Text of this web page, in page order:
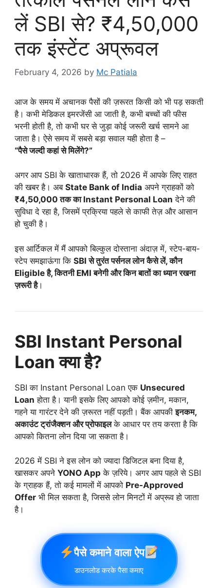
लें SBI से? ₹4,50,000
तक इंस्टेंट अप्रूवल
February 4, 2026 by Mc Patiala
आज के समय में अचानक पैसों की ज़रूरत किसी को भी पड़ सकती
है। कभी मेडिकल इमरजेंसी आ जाती है, कभी बच्चों की फीस
भरनी होती है, तो कभी घर से जुड़ा कोई जरूरी खर्च सामने आ
जाता है। ऐसे समय में सबसे बड़ा सवाल यही होता है –
“पैसे जल्दी कहां से मिलेंगे?”
अगर आप SBI के खाताधारक हैं, तो 2026 में आपके लिए राहत
की खबर है। अब State Bank of India अपने ग्राहकों को
₹4,50,000 तक का Instant Personal Loan देने की
सुविधा दे रहा है, जिसमें प्रक्रिया पहले से काफी तेज़ और आसान
हो चुकी है।
इस आर्टिकल में मैं आपको बिल्कुल दोस्ताना अंदाज़ में, स्टेप-बाय-
स्टेप समझाऊंगा कि SBI से तुरंत पर्सनल लोन कैसे लें, कौन
Eligible है, कितनी EMI बनेगी और किन बातों का ध्यान रखना
ज़रूरी है।
SBI Instant Personal
Loan क्या है?
SBI का Instant Personal Loan एक Unsecured
Loan होता है। यानी इसके लिए आपको कोई ज़मीन, मकान,
गहने या गारंटर देने की ज़रूरत नहीं पड़ती। बैंक आपकीइनकम,
अकाउंट ट्रांजैक्शन और प्रोफाइलके आधार पर तय करता है कि
आपको कितना लोन दिया जा सकता है।
2026 में SBI ने इस लोन को ज्यादा डिजिटल बना दिया है,
खासकर अपने YONO App के ज़रिये। अगर आप पहले से SBI
के ग्राहक हैं, तो कई मामलों में आपको Pre-Approved
Offer भी मिल सकता है, जिससे लोन मिनटों में अप्रूव हो जाता
है।
पैसे कमाने वाला ऐप
डाउनलोड करके पैसा कमाए